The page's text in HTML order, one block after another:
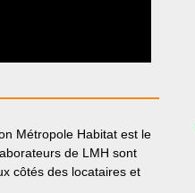
Métropole Habitat est le
de LMH sont
côtés des locataires et